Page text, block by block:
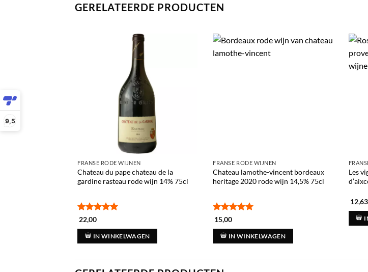
9,5
GERELATEERDE PRODUCTEN
FRANSE RODE WIJNEN
Chateau du pape chateau de la
gardine rasteau rode wijn 14% 75cl
Gewaardeerd
22,00
IN WINKELWAGEN
FRANSE RODE WIJNEN
Chateau lamothe-vincent bordeaux
heritage 2020 rode wijn 14,5% 75cl
Gewaardeerd
15,00
IN WINKELWAGEN
Les
12,63